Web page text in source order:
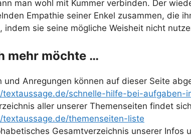
man wohl mit Kummer verbinden. Der
Empathie seiner Enkel zusammen, die
indem sie seine mögliche Weisheit nicht
mehr möchte …
und Anregungen können auf dieser Seite
textaussage.de/schnelle-hilfe-bei-aufgaben-
aller unserer Themenseiten findet
textaussage.de/themenseiten-liste
Gesamtverzeichnis unserer Infos